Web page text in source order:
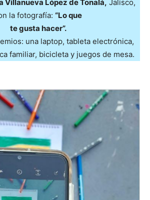
Villanueva López de Tonalá, Jalisco,
la fotografía: “Lo que
te gusta hacer”.
una laptop, tableta electrónica,
familiar, bicicleta y juegos de mesa.